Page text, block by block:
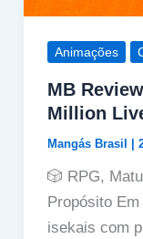
Animações
MB
Million
Mangás Brasil
🎲 RPG,
Propósito
isekais com